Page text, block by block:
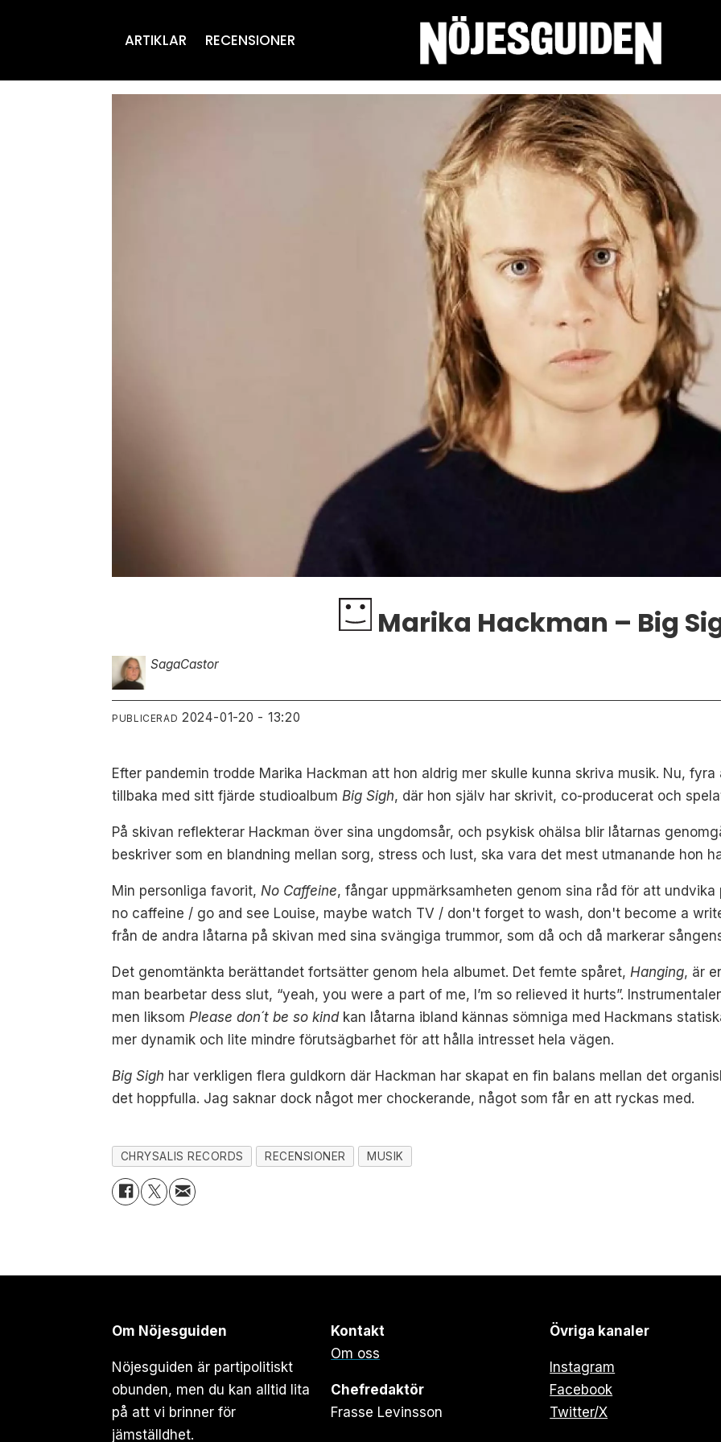
ARTIKLAR RECENSIONER
Marika Hackman – Big
SagaCastor
PUBLICERAD 2024-01-20 - 13:20
Efter pandemin trodde Marika Hackman att hon aldrig mer skulle kunna skriva musik. Nu,
tillbaka med sitt fjärde studioalbumBig Sigh, där hon själv har skrivit, co-producerat och
På skivan reflekterar Hackman över sina ungdomsår, och psykisk ohälsa blir låtarnas
beskriver som en blandning mellan sorg, stress och lust, ska vara det mest utmanande hon
Min personliga favorit,No Caffeine, fångar uppmärksamheten genom sina råd för att
no caffeine / go and see Louise, maybe watch TV / don't forget to wash, don't become a
från de andra låtarna på skivan med sina svängiga trummor, som då och då markerar
Det genomtänkta berättandet fortsätter genom hela albumet. Det femte spåret,Hanging, är
man bearbetar dess slut, “yeah, you were a part of me, I’m so relieved it hurts”.
men liksomPlease don´t be so kindkan låtarna ibland kännas sömniga med Hackmans
mer dynamik och lite mindre förutsägbarhet för att hålla intresset hela vägen.
Big Sigh har verkligen flera guldkorn där Hackman har skapat en fin balans mellan det
det hoppfulla. Jag saknar dock något mer chockerande, något som får en att ryckas med.
CHRYSALIS RECORDS RECENSIONER MUSIK
Om Nöjesguiden
Nöjesguiden är partipolitiskt
obunden, men du kan alltid lita
på att vi brinner för
jämställdhet.
Kontakt
Om oss
Chefredaktör
Frasse Levinsson
Övriga kanaler
Instagram
Facebook
Twitter/X